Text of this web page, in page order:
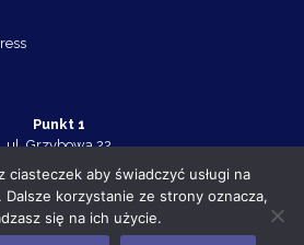
Punkt 1
ul. Grzybowa 22
Police 72-010
tel. 91 455 70 32
ul. Tanowska 10c
ciasteczek aby świadczyć usługi na
Dalsze korzystanie ze strony oznacza,
się na ich użycie.